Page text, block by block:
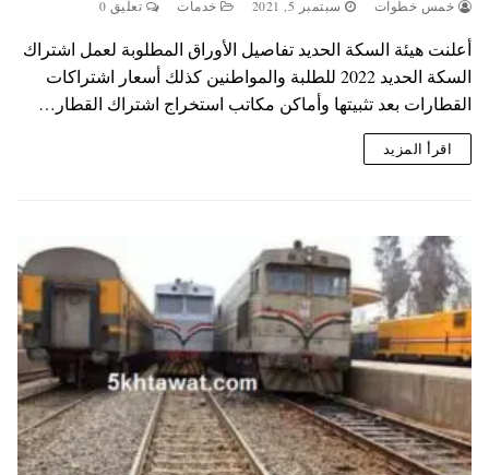
خمس خطوات سبتمبر 5, 2021 خدمات تعليق 0
أعلنت هيئة السكة الحديد تفاصيل الأوراق المطلوبة لعمل اشتراك
السكة الحديد 2022 للطلبة والمواطنين كذلك أسعار اشتراكات
القطارات بعد تثبيتها وأماكن مكاتب استخراج اشتراك القطار…
اقرأ المزيد